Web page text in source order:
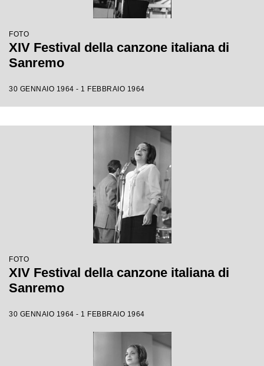
FOTO
XIV Festival della canzone italiana di
Sanremo
30 GENNAIO 1964 - 1 FEBBRAIO 1964
FOTO
XIV Festival della canzone italiana di
Sanremo
30 GENNAIO 1964 - 1 FEBBRAIO 1964